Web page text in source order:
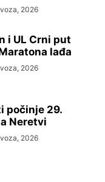
2026
i UL Crni put
lađa
2026
počinje 29.
Neretvi
2026